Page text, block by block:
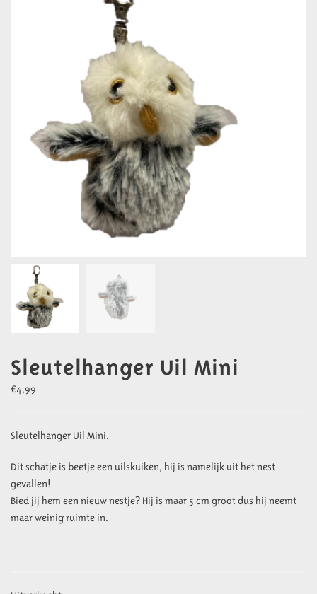
Sleutelhanger Uil Mini
€4,99
Sleutelhanger Uil Mini.
Dit schatje is beetje een uilskuiken, hij is namelijk uit het nest
gevallen!
Bied jij hem een nieuw nestje? Hij is maar 5 cm groot dus hij neemt
maar weinig ruimte in.